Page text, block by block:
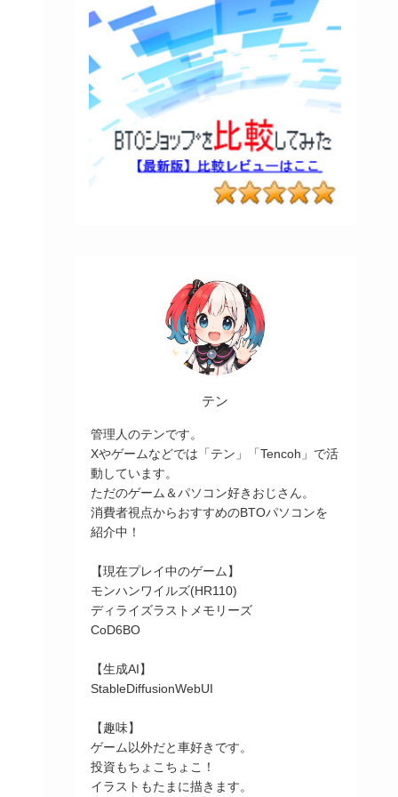
テン
管理人のテンです。
Xやゲームなどでは「テン」「Tencoh」で活
動しています。
ただのゲーム＆パソコン好きおじさん。
消費者視点からおすすめのBTOパソコンを
紹介中！
【現在プレイ中のゲーム】
モンハンワイルズ(HR110)
ディライズラストメモリーズ
CoD6BO
【生成AI】
StableDiffusionWebUI
【趣味】
ゲーム以外だと車好きです。
投資もちょこちょこ！
イラストもたまに描きます。